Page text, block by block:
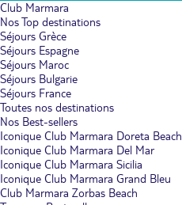
Club Marmara
Nos Top destinations
Séjours Grèce
Séjours Espagne
Séjours Maroc
Séjours Bulgarie
Séjours France
Toutes nos destinations
Nos Best-sellers
Iconique Club Marmara Doreta Beach
Iconique Club Marmara Del Mar
Iconique Club Marmara Sicilia
Iconique Club Marmara Grand Bleu
Club Marmara Zorbas Beach